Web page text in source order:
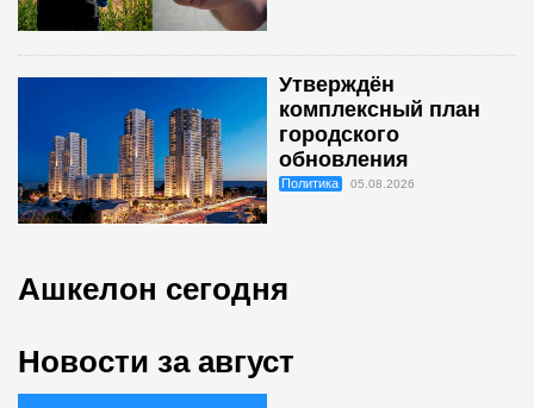
Утверждён
комплексный план
городского
обновления
Политика 05.08.2026
Ашкелон сегодня
Новости за август